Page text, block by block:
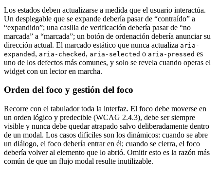
Los estados deben actualizarse a medida que el usuario interactúa.
Un desplegable que se expande debería pasar de “contraído” a
“expandido”; una casilla de verificación debería pasar de “no
marcada” a “marcada”; un botón de ordenación debería anunciar su
dirección actual. El marcado estático que nunca actualiza aria-
expanded , aria-checked , aria-selected o aria-pressed es
uno de los defectos más comunes, y solo se revela cuando operas el
widget con un lector en marcha.
Orden del foco y gestión del foco
Recorre con el tabulador toda la interfaz. El foco debe moverse en
un orden lógico y predecible (WCAG 2.4.3), debe ser siempre
visible y nunca debe quedar atrapado salvo deliberadamente dentro
de un modal. Los casos difíciles son los dinámicos: cuando se abre
un diálogo, el foco debería entrar en él; cuando se cierra, el foco
debería volver al elemento que lo abrió. Omitir esto es la razón más
común de que un flujo modal resulte inutilizable.